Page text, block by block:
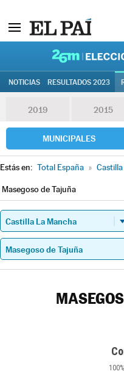
NOTICIAS RESULTADOS 2023
2019 2015
MUNICIPALES
Estás en: Total España »
Masegoso de Tajuña
100%